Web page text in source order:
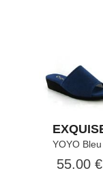
YOYO Bleu
55.00 €